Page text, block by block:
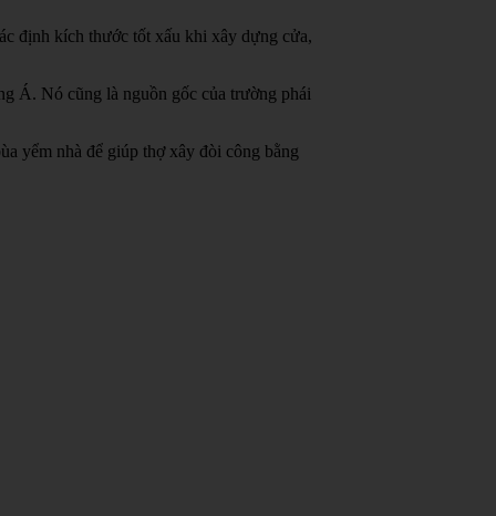
định kích thước tốt xấu khi xây dựng cửa,
Á. Nó cũng là nguồn gốc của trường phái
yểm nhà để giúp thợ xây đòi công bằng